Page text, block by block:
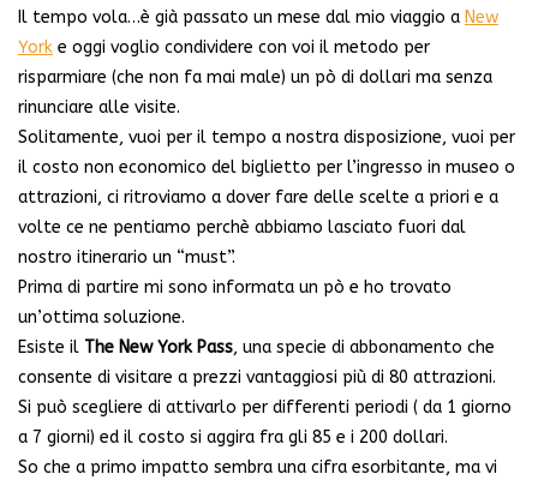
Il tempo vola…è già passato un mese dal mio viaggio a New
York e oggi voglio condividere con voi il metodo per
risparmiare (che non fa mai male) un pò di dollari ma senza
rinunciare alle visite.
Solitamente, vuoi per il tempo a nostra disposizione, vuoi per
il costo non economico del biglietto per l’ingresso in museo o
attrazioni, ci ritroviamo a dover fare delle scelte a priori e a
volte ce ne pentiamo perchè abbiamo lasciato fuori dal
nostro itinerario un “must”.
Prima di partire mi sono informata un pò e ho trovato
un’ottima soluzione.
Esiste il The New York Pass, una specie di abbonamento che
consente di visitare a prezzi vantaggiosi più di 80 attrazioni.
Si può scegliere di attivarlo per differenti periodi ( da 1 giorno
a 7 giorni) ed il costo si aggira fra gli 85 e i 200 dollari.
So che a primo impatto sembra una cifra esorbitante, ma vi